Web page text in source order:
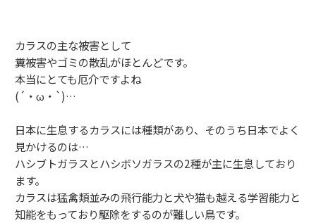
カラスの主な被害として
糞被害やゴミの散乱がほとんどです。
本当にとても厄介ですよね
(´・ω・`)…
日本に生息するカラスには種類があり、そのうち日本でよく
見かけるのは…
ハシブトガラスとハシボソガラスの2種が主に生息しており
ます。
カラスは猛禽類並みの飛行能力と犬や猫も越える学習能力と
知能をもっており駆除をするのが難しい鳥です。